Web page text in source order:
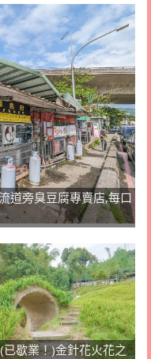
道旁臭豆腐專賣店,每口
(已歇業！)金針花火花之